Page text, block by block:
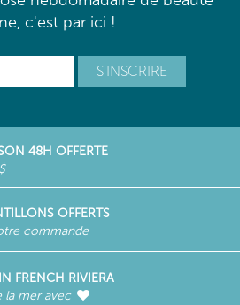
c'est par ici !
48H OFFERTE
OFFERTS
commande
FRENCH RIVIERA
la mer avec